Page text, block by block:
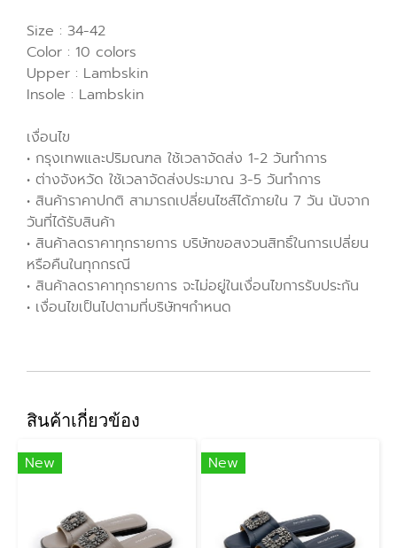
Size : 34-42
Color : 10 colors
Upper : Lambskin
Insole : Lambskin
เงื่อนไข
• กรุงเทพและปริมณฑล ใช้เวลาจัดส่ง 1-2 วันทำการ
• ต่างจังหวัด ใช้เวลาจัดส่งประมาณ 3-5 วันทำการ
• สินค้าราคาปกติ สามารถเปลี่ยนไซส์ได้ภายใน 7 วัน นับจาก
วันที่ได้รับสินค้า
• สินค้าลดราคาทุกรายการ บริษัทขอสงวนสิทธิ์ในการเปลี่ยน
หรือคืนในทุกกรณี
• สินค้าลดราคาทุกรายการ จะไม่อยู่ในเงื่อนไขการรับประกัน
• เงื่อนไขเป็นไปตามที่บริษัทฯกำหนด
สินค้าเกี่ยวข้อง
New New